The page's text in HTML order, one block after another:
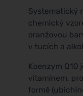
Systematický
chemický
oranžovou
v tucích a
Koenzym
vitamínem,
formě